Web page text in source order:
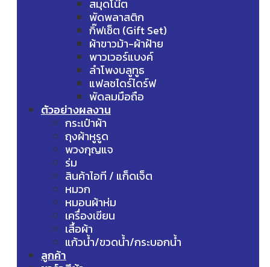
สมุดโน๊ต
พัดพลาสติก
กิ๊ฟเซ็ต (Gift Set)
ผ้าขาวม้า-ผ้าฝ้าย
พาวเวอร์แบงค์
ลำโพงบลูทูธ
แฟลชไดร์ไดร์ฟ
พัดลมมือถือ
ตัวอย่างผลงาน
กระเป๋าผ้า
ถุงผ้าหูรูด
พวงกุญแจ
ร่ม
สินค้าไอที / แก็ดเจ็ต
หมวก
หมอนผ้าห่ม
เครื่องเขียน
เสื้อผ้า
แก้วน้ำ/ขวดน้ำ/กระบอกน้ำ
ลูกค้า